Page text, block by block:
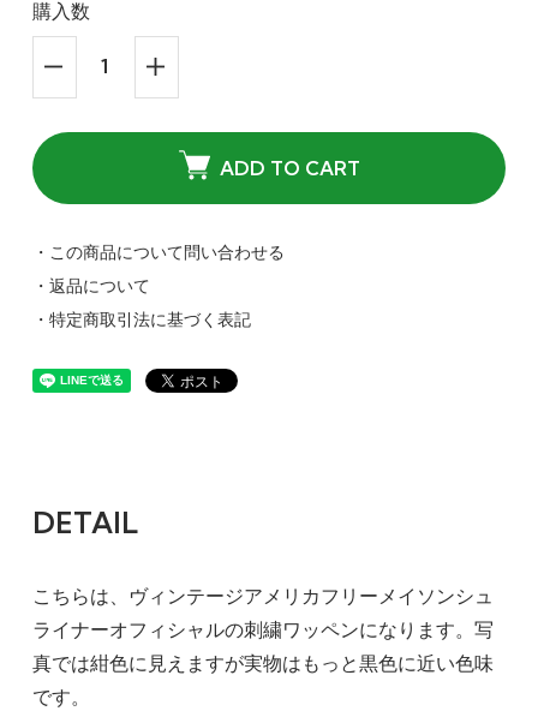
購入数
ADD TO CART
・この商品について問い合わせる
・返品について
・特定商取引法に基づく表記
DETAIL
こちらは、ヴィンテージアメリカフリーメイソンシュ
ライナーオフィシャルの刺繍ワッペンになります。写
真では紺色に見えますが実物はもっと黒色に近い色味
です。